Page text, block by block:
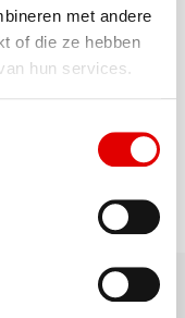
met andere
of die ze hebben
hun services.